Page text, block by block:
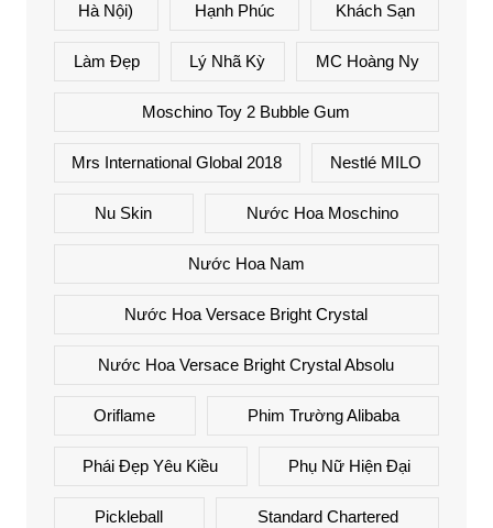
Hà Nội) Hạnh Phúc Khách Sạn
Làm Đẹp Lý Nhã Kỳ MC Hoàng Ny
Moschino Toy 2 Bubble Gum
Mrs International Global 2018 Nestlé MILO
Nu Skin Nước Hoa Moschino
Nước Hoa Nam
Nước Hoa Versace Bright Crystal
Nước Hoa Versace Bright Crystal Absolu
Oriflame Phim Trường Alibaba
Phái Đẹp Yêu Kiều Phụ Nữ Hiện Đại
Pickleball Standard Chartered